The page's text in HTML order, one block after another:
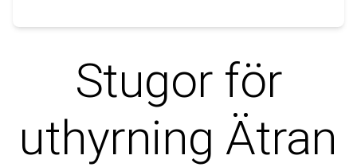
Stugor för
uthyrning Ätran